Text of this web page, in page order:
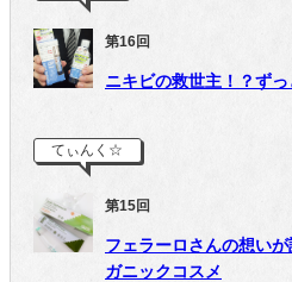
第16回
ニキビの救世主！？ずっ
てぃんく☆
第15回
フェラーロさんの想い
ガニックコスメ